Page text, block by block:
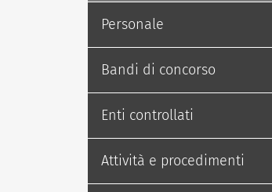
Personale
Bandi di concorso
Enti controllati
Attività e procedimenti